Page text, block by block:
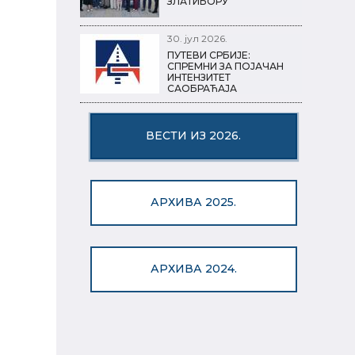
30. јул 2026.
ПУТЕВИ СРБИЈЕ:
СПРЕМНИ ЗА ПОЈАЧАН
ИНТЕНЗИТЕТ
САОБРАЋАЈА
ВЕСТИ ИЗ 2026.
АРХИВА 2025.
АРХИВА 2024.